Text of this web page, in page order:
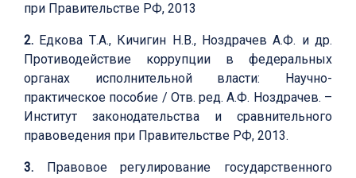
при Правительстве РФ, 2013
2. Едкова Т.А., Кичигин Н.В., Ноздрачев А.Ф. и др.
Противодействие коррупции в федеральных
органах исполнительной власти: Научно-
практическое пособие / Отв. ред. А.Ф. Ноздрачев. –
Институт законодательства и сравнительного
правоведения при Правительстве РФ, 2013.
3. Правовое регулирование государственного